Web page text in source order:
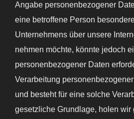
Angabe personenbezogener
eine betroffene Person
Unternehmens über unsere
nehmen möchte, könnte jedoch
personenbezogener Daten
Verarbeitung
und besteht für eine solche
gesetzliche Grundlage, holen wir